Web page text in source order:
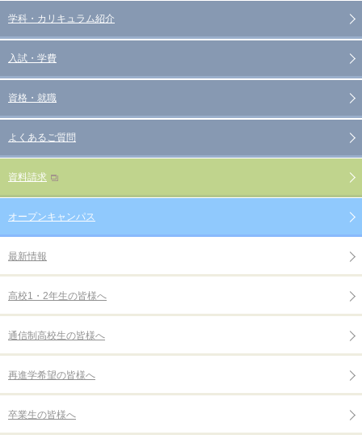
学科・カリキュラム紹介
入試・学費
資格・就職
よくあるご質問
資料請求
オープンキャンパス
最新情報
高校1・2年生の皆様へ
通信制高校生の皆様へ
再進学希望の皆様へ
卒業生の皆様へ